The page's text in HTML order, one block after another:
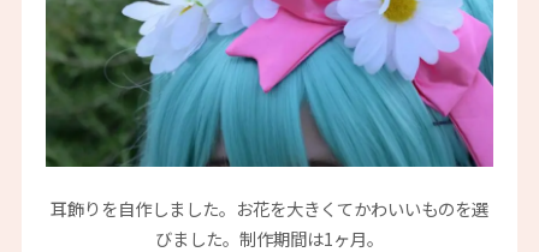
耳飾りを自作しました。お花を大きくてかわいいものを選
びました。制作期間は1ヶ月。